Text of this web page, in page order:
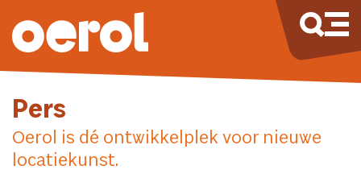
Pers
Oerol is dé ontwikkelplek voor nieuwe
locatiekunst.